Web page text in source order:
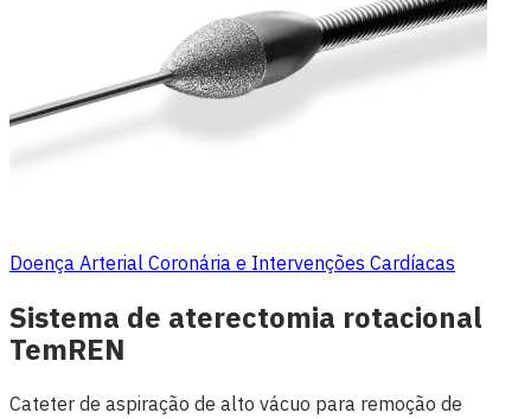
Doença Arterial Coronária e Intervenções Cardíacas
Sistema de aterectomia rotacional
TemREN
Cateter de aspiração de alto vácuo para remoção de